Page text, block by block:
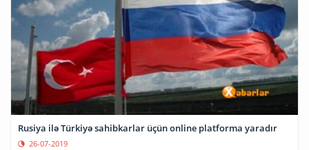
Rusiya ilə Türkiyə sahibkarlar üçün online platforma yaradır
26-07-2019